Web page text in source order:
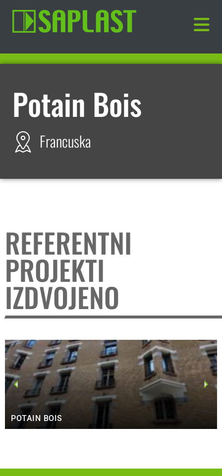
Potain Bois
Francuska
REFERENTNI
PROJEKTI
IZDVOJENO
POTAIN BOIS